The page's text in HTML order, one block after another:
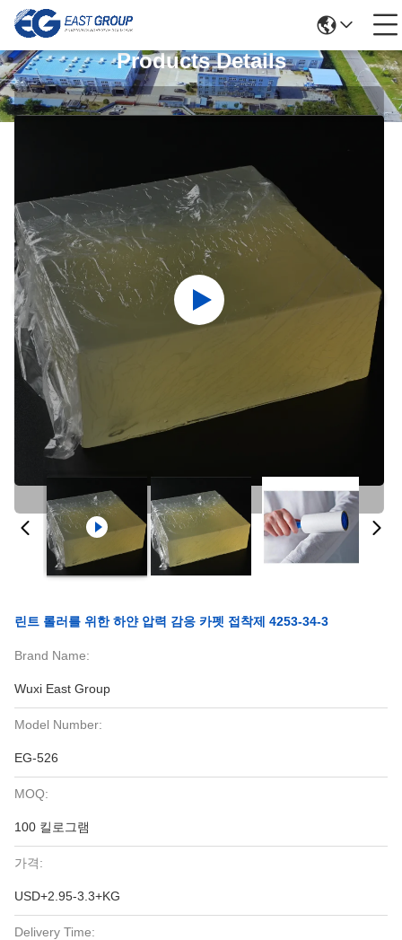
Products Details
린트 롤러를 위한 하얀 압력 감응 카펫 접착제 4253-34-3
Brand Name:
Wuxi East Group
Model Number:
EG-526
MOQ:
100 킬로그램
가격:
USD+2.95-3.3+KG
Delivery Time: